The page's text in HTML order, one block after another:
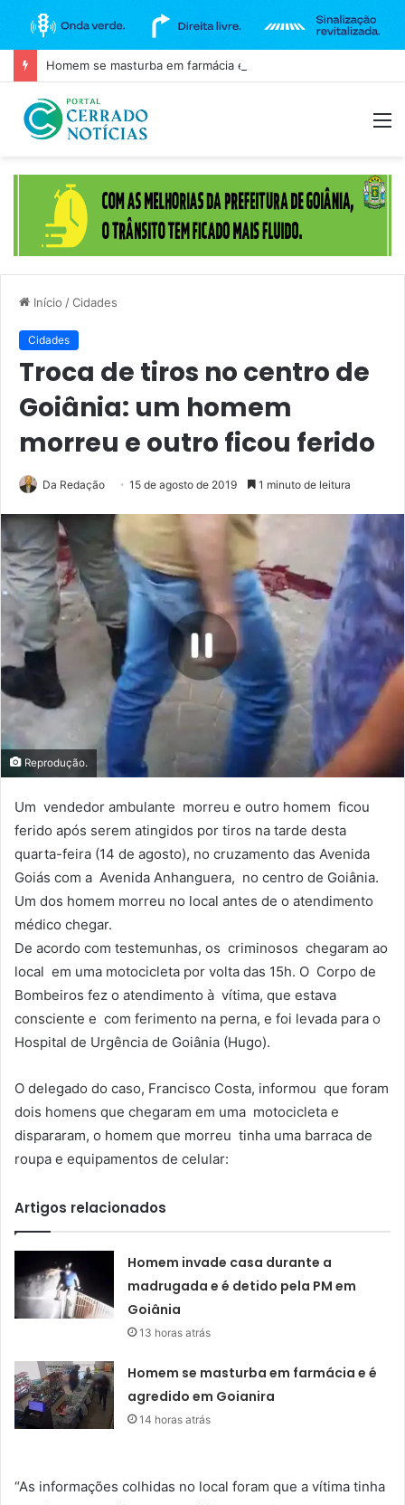
Início /Cidades
Cidades
Troca de tiros no centro de
Goiânia: um homem
morreu e outro ficou ferido
Da Redação 15 de agosto de 2019 1 minuto de leitura
Reprodução.
Um vendedor ambulante morreu e outro homem ficou
ferido após serem atingidos por tiros na tarde desta
quarta-feira (14 de agosto), no cruzamento das Avenida
Goiás com a Avenida Anhanguera, no centro de Goiânia.
Um dos homem morreu no local antes de o atendimento
médico chegar.
De acordo com testemunhas, os criminosos chegaram ao
local em uma motocicleta por volta das 15h. O Corpo de
Bombeiros fez o atendimento à vítima, que estava
consciente e com ferimento na perna, e foi levada para o
Hospital de Urgência de Goiânia (Hugo).
O delegado do caso, Francisco Costa, informou que foram
dois homens que chegaram em uma motocicleta e
dispararam, o homem que morreu tinha uma barraca de
roupa e equipamentos de celular:
Artigos relacionados
Homem invade casa durante a
madrugada e é detido pela PM em
Goiânia
13 horas atrás
Homem se masturba em farmácia e é
agredido em Goianira
14 horas atrás
“As informações colhidas no local foram que a vítima tinha